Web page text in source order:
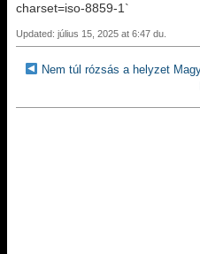
charset=iso-8859-1`
Updated: július 15, 2025 at 6:47 du.
Nem túl rózsás a helyzet